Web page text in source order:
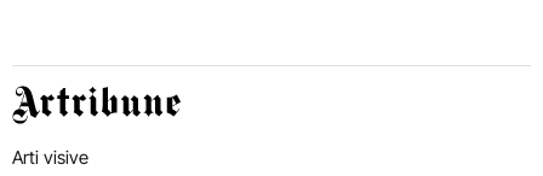
Artribune
Arti visive